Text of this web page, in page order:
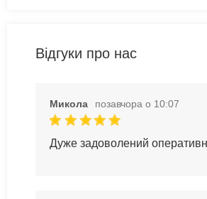
Відгуки про нас
Микола позавчора о 10:07
Дуже задоволений